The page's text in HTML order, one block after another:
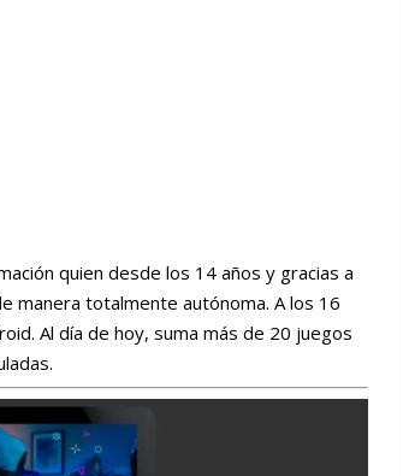
quien desde los 14 años y gracias a
manera totalmente autónoma. A los 16
Al día de hoy, suma más de 20 juegos